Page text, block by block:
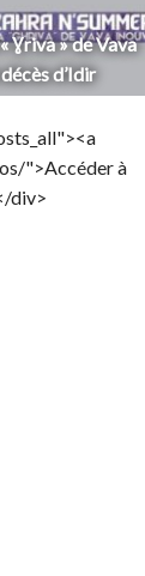
Ɣriva » de Vava
d’Idir
">Accéder à
div>